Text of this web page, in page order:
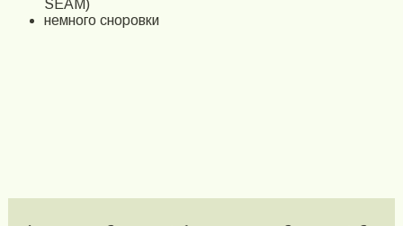
SEAM)
немного сноровки